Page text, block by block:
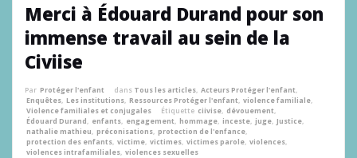
Merci à Édouard Durand pour son
immense travail au sein de la
Civiise
Par Protéger l'enfant dans Tous les articles, Acteurs Protéger l'enfant,
Enquêtes, Les institutions, Ressources Protéger l'enfant, violence familiale,
Violence familiales et conjugales
Étiquette ciivise, dévouement,
Édouard Durand, enfants, engagement, hommage, inceste, juge, Justice,
nathalie mathieu, préconisations, protection de l'enfance,
protection des enfants, victime, victimes, victimes parole, violences,
violences intrafamiliales, violences sexuelles